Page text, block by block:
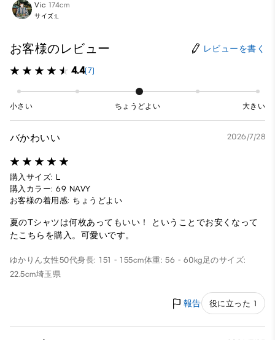
Vic 174cm
サイズ:L
お客様のレビュー レビューを書く
4.4(7)
小さい ちょうどよい 大きい
バかわいい 2026/7/28
購入サイズ: L
購入カラー: 69 NAVY
お客様の着用感: ちょうどよい
夏のTシャツは何枚あってもいい！ ということでお安くなって
たこちらを購入。可愛いです。
ゆかりん女性50代身長: 151 - 155cm体重: 56 - 60kg足のサイズ:
22.5cm埼玉県
報告 役に立った 1